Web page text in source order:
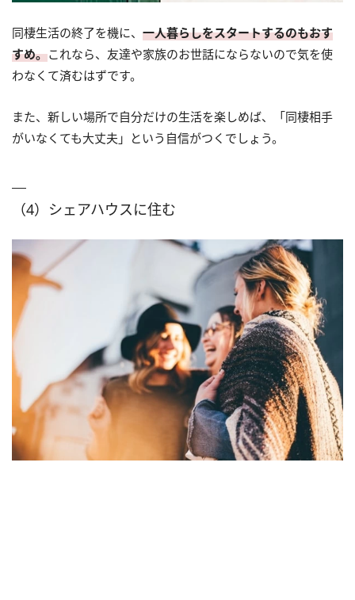
同棲生活の終了を機に、 一人暮らしをスタートするのもおす
すめ。これなら、友達や家族のお世話にならないので気を使
わなくて済むはずです。
また、新しい場所で自分だけの生活を楽しめば、「同棲相手
がいなくても大丈夫」という自信がつくでしょう。
（4）シェアハウスに住む